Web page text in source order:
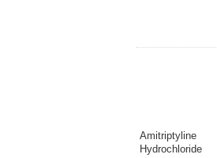
Amitriptyline
Hydrochloride